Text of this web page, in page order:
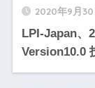
2020年9月30
LPI-Japan、
Version10.0